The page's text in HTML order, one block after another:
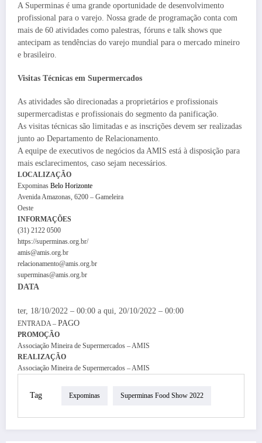
A Superminas é uma grande oportunidade de desenvolvimento
profissional para o varejo. Nossa grade de programação conta com
mais de 60 atividades como palestras, fóruns e talk shows que
antecipam as tendências do varejo mundial para o mercado mineiro
e brasileiro.
Visitas Técnicas em Supermercados
As atividades são direcionadas a proprietários e profissionais
supermercadistas e profissionais do segmento da panificação.
As visitas técnicas são limitadas e as inscrições devem ser realizadas
junto ao Departamento de Relacionamento.
A equipe de executivos de negócios da AMIS está à disposição para
mais esclarecimentos, caso sejam necessários.
LOCALIZAÇÃO
Expominas Belo Horizonte
Avenida Amazonas, 6200 – Gameleira
Oeste
INFORMAÇÕES
(31) 2122 0500
https://superminas.org.br/
amis@amis.org.br
relacionamento@amis.org.br
superminas@amis.org.br
DATA
ter, 18/10/2022 – 00:00 a qui, 20/10/2022 – 00:00
ENTRADA – PAGO
PROMOÇÃO
Associação Mineira de Supermercados – AMIS
REALIZAÇÃO
Associação Mineira de Supermercados – AMIS
Tag Expominas Superminas Food Show 2022